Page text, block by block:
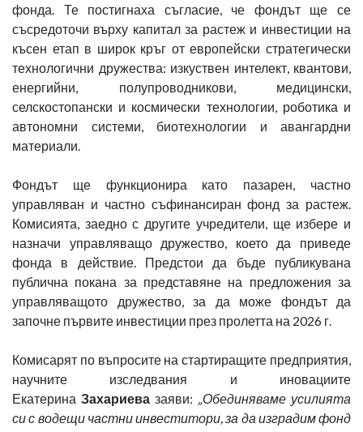
фонда. Те постигнаха съгласие, че фондът ще се
съсредоточи върху капитал за растеж и инвестиции на
късен етап в широк кръг от европейски стратегически
технологични дружества: изкуствен интелект, квантови,
енергийни, полупроводникови, медицински,
селскостопански и космически технологии, роботика и
автономни системи, биотехнологии и авангардни
материали.
Фондът ще функционира като пазарен, частно
управляван и частно съфинансиран фонд за растеж.
Комисията, заедно с другите учредители, ще избере и
назначи управляващо дружество, което да приведе
фонда в действие. Предстои да бъде публикувана
публична покана за представяне на предложения за
управляващото дружество, за да може фондът да
започне първите инвестиции през пролетта на 2026 г.
Комисарят по въпросите на стартиращите предприятия,
научните изследвания и иновациите
Екатерина Захариева заяви: „Обединяваме усилията
си с водещи частни инвеститори, за да изградим фонд